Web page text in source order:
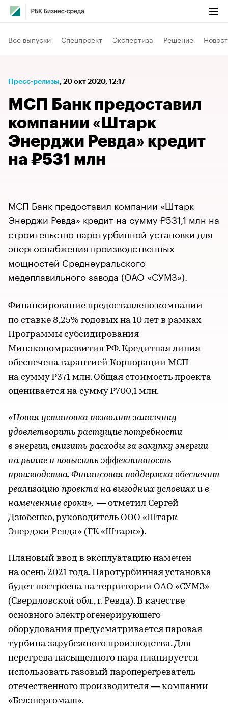
Все выпуски Спецпроект Экспертиза Решение
Пресс-релизы⁠, 20 окт 2020, 12:17
МСП Банк предоставил
компании «Штарк
Энерджи Ревда» кредит
на ₽531 млн​
МСП Банк предоставил компании «Штарк
Энерджи Ревда» кредит на сумму ₽531,1 млн на
строительство паротурбинной установки для
энергоснабжения производственных
мощностей Среднеуральского
медеплавильного завода (ОАО «СУМЗ»).
Финансирование предоставлено компании
по ставке 8,25% годовых на 10 лет в рамках
Программы субсидирования
Минэкономразвития РФ. Кредитная линия
обеспечена гарантией Корпорации МСП
на сумму ₽371 млн. Общая стоимость проекта
оценивается на сумму ₽700,1 млн.
«Новая установка позволит заказчику
удовлетворить растущие потребности
в энергии, снизить расходы за закупку энергии
на рынке и повысить эффективность
производства. Финансовая поддержка обеспечит
реализацию проекта на выгодных условиях и в
намеченные сроки», — отметил Сергей
Дзюбенко, руководитель ООО «Штарк
Энерджи Ревда» (ГК «Штарк»).
Плановый ввод в эксплуатацию намечен
на осень 2021 года. Паротурбинная установка
будет построена на территории ОАО «СУМЗ»
(Свердловской обл., г. Ревда). В качестве
основного электрогенерирующего
оборудования предусматривается паровая
турбина зарубежного производства. Для
перегрева насыщенного пара планируется
использовать газовый пароперегреватель
отечественного производителя — компании
«Белэнергомаш».